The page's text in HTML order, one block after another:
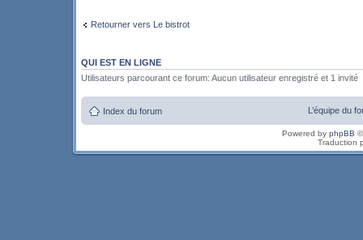
Retourner vers Le bistrot
QUI EST EN LIGNE
Utilisateurs parcourant ce forum: Aucun utilisateur enregistré et 1 invité
Index du forum L’équipe du
Powered by phpBB
Traduction